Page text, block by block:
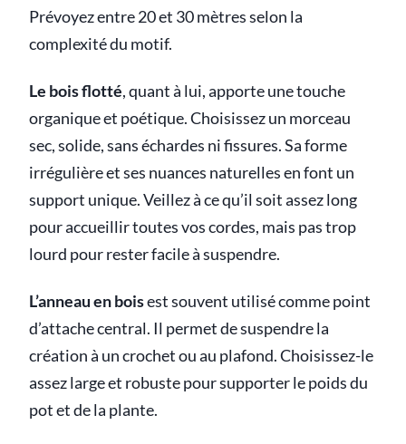
Prévoyez entre 20 et 30 mètres selon la
complexité du motif.
Le bois flotté, quant à lui, apporte une touche
organique et poétique. Choisissez un morceau
sec, solide, sans échardes ni fissures. Sa forme
irrégulière et ses nuances naturelles en font un
support unique. Veillez à ce qu’il soit assez long
pour accueillir toutes vos cordes, mais pas trop
lourd pour rester facile à suspendre.
L’anneau en boisest souvent utilisé comme point
d’attache central. Il permet de suspendre la
création à un crochet ou au plafond. Choisissez-le
assez large et robuste pour supporter le poids du
pot et de la plante.